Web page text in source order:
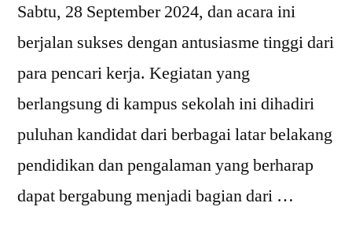
Sabtu, 28 September 2024, dan acara ini
berjalan sukses dengan antusiasme tinggi dari
para pencari kerja. Kegiatan yang
berlangsung di kampus sekolah ini dihadiri
puluhan kandidat dari berbagai latar belakang
pendidikan dan pengalaman yang berharap
dapat bergabung menjadi bagian dari …